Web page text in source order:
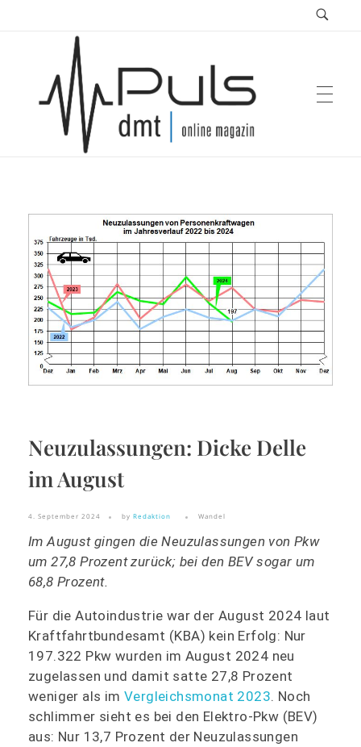
Neuzulassungen: Dicke Delle
im August
4. September 2024 by Redaktion Wandel
Im August gingen die Neuzulassungen von Pkw
um 27,8 Prozent zurück; bei den BEV sogar um
68,8 Prozent.
Für die Autoindustrie war der August 2024 laut
Kraftfahrtbundesamt (KBA) kein Erfolg: Nur
197.322 Pkw wurden im August 2024 neu
zugelassen und damit satte 27,8 Prozent
weniger als imVergleichsmonat 2023. Noch
schlimmer sieht es bei den Elektro-Pkw (BEV)
aus: Nur 13,7 Prozent der Neuzulassungen